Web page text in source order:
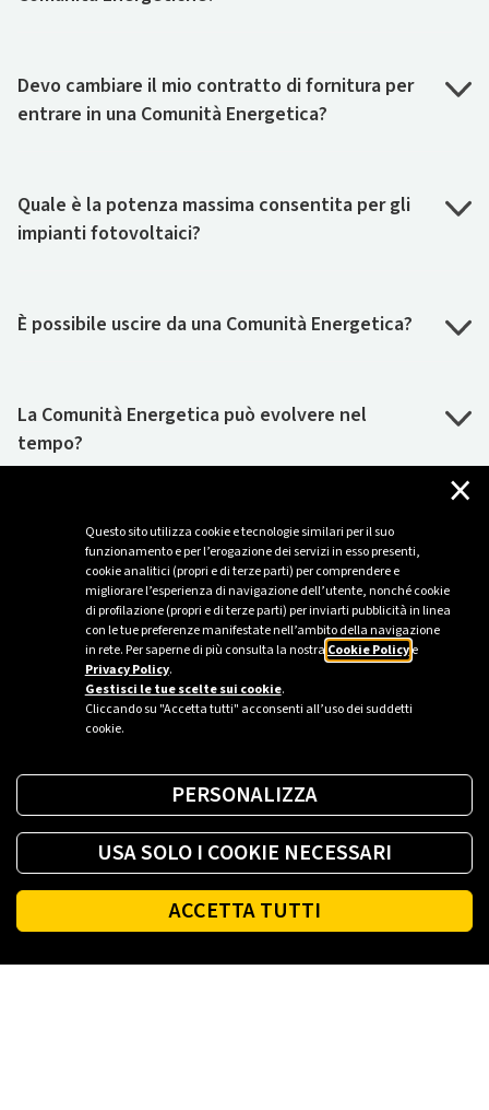
Questo sito utilizza cookie e tecnologie similari per il suo
funzionamento e per l’erogazione dei servizi in esso presenti,
cookie analitici (propri e di terze parti) per comprendere e
migliorare l’esperienza di navigazione dell’utente, nonché cookie
di profilazione (propri e di terze parti) per inviarti pubblicità in linea
con le tue preferenze manifestate nell’ambito della navigazione
in rete. Per saperne di più consulta la nostra Cookie Policye
Privacy Policy.
Gestisci le tue scelte sui cookie.
Cliccando su "Accetta tutti" acconsenti all’uso dei suddetti
cookie.
×
PERSONALIZZA
USA SOLO I COOKIE NECESSARI
ACCETTA TUTTI
Devo cambiare il mio contratto di fornitura per
entrare in una Comunità Energetica?
Quale è la potenza massima consentita per gli
impianti fotovoltaici?
È possibile uscire da una Comunità Energetica?
La Comunità Energetica può evolvere nel
tempo?